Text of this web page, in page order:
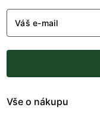
Váš e-mail
Vše o nákupu